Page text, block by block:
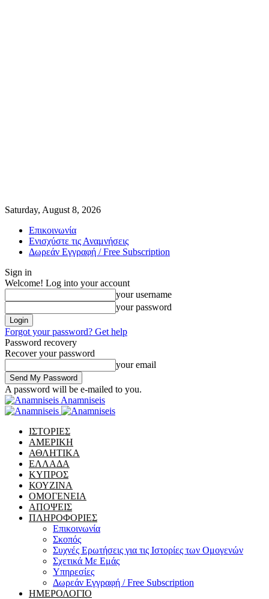
Saturday, August 8, 2026
Επικοινωνία
Ενισχύστε τις Αναμνήσεις
Δωρεάν Εγγραφή / Free Subscription
Sign in
Welcome! Log into your account
your username
your password
Forgot your password? Get help
Password recovery
Recover your password
your email
A password will be e-mailed to you.
Anamniseis
ΙΣΤΟΡΙΕΣ
ΑΜΕΡΙΚΗ
ΑΘΛΗΤΙΚΑ
ΕΛΛΑΔΑ
ΚΥΠΡΟΣ
ΚΟΥΖΙΝΑ
ΟΜΟΓΕΝΕΙΑ
ΑΠΟΨΕΙΣ
ΠΛΗΡΟΦΟΡΙΕΣ
Επικοινωνία
Σκοπός
Συχνές Ερωτήσεις για τις Ιστορίες των Ομογενών
Σχετικά Με Εμάς
Υπηρεσίες
Δωρεάν Εγγραφή / Free Subscription
ΗΜΕΡΟΛΟΓΙΟ